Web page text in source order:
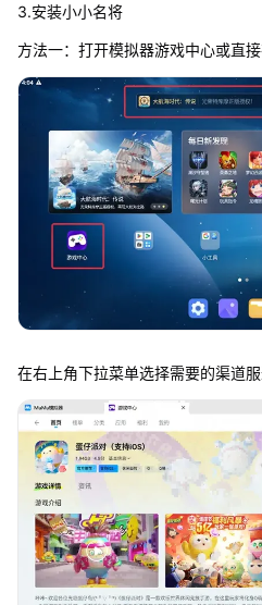
3.安装小小名将
方法一：打开模拟器游戏中心或直
在右上角下拉菜单选择需要的渠道服